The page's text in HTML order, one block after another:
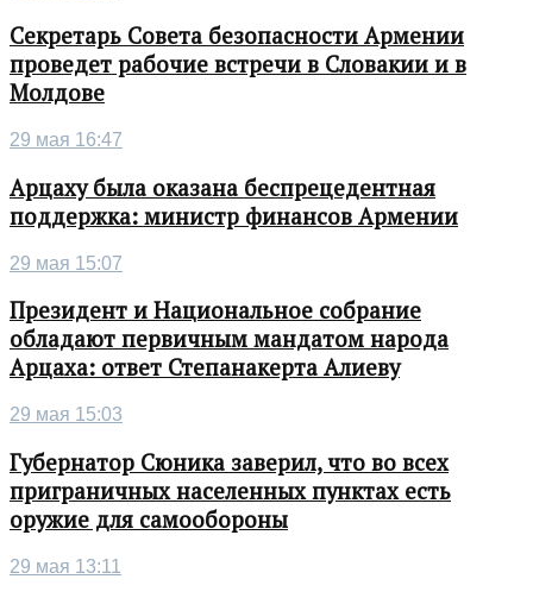
Секретарь Совета безопасности Армении
проведет рабочие встречи в Словакии и в
Молдове
29 мая 16:47
Арцаху была оказана беспрецедентная
поддержка: министр финансов Армении
29 мая 15:07
Президент и Национальное собрание
обладают первичным мандатом народа
Арцаха: ответ Степанакерта Алиеву
29 мая 15:03
Губернатор Сюника заверил, что во всех
приграничных населенных пунктах есть
оружие для самообороны
29 мая 13:11